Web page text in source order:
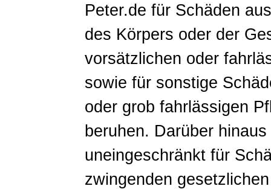
Peter.de für Schäden
des Körpers oder der
vorsätzlichen oder
sowie für sonstige
oder grob fahrlässigen
beruhen. Darüber
uneingeschränkt für
zwingenden